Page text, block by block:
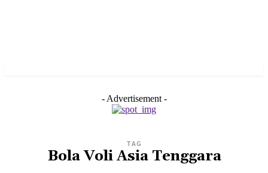
- Advertisement -
TAG
Bola Voli Asia Tenggara